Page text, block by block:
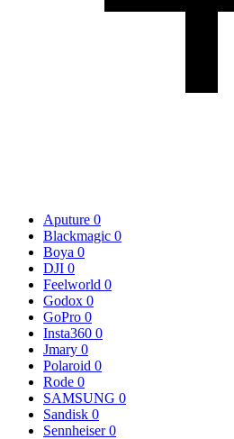
Aputure 0
Blackmagic 0
Boya 0
DJI 0
Feelworld 0
Godox 0
GoPro 0
Insta360 0
Jmary 0
Polaroid 0
Rode 0
SAMSUNG 0
Sandisk 0
Sennheiser 0